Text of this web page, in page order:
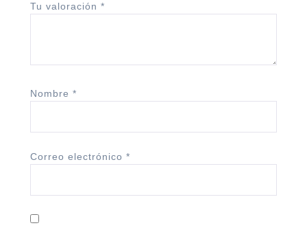
Tu valoración *
Nombre *
Correo electrónico *